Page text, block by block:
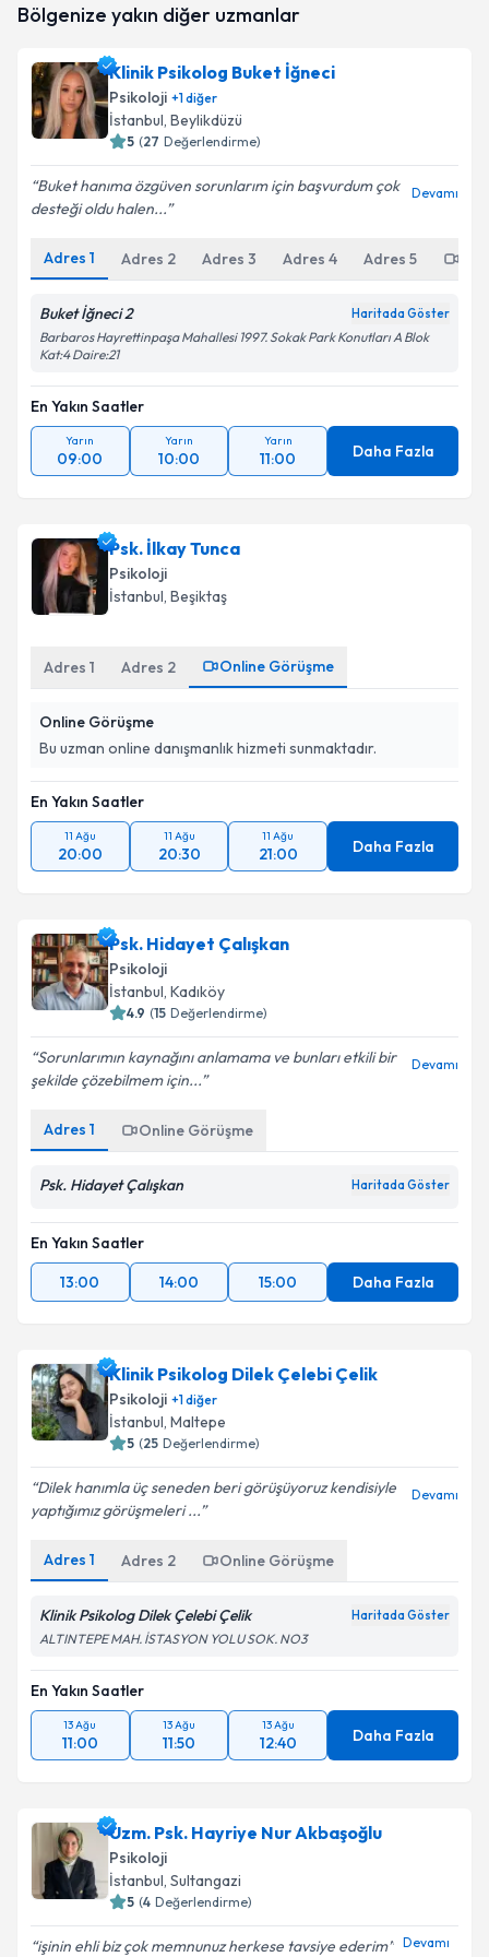
oluşturun. Size bu uzmandan randevu almanız için bir
E-posta Adresiniz
Kişisel verilerimin işlenmesine ilişkinAydınlatma
Metni'ni okudum ve kişisel verilerimin belirtilen
Takvim Talebini Gönder
Bölgenize yakın diğer uzmanlar
Klinik Psikolog Buket İğneci
Psikoloji +1diğer
İstanbul, Beylikdüzü
5 (27 Değerlendirme)
Buket hanıma özgüven sorunlarım için başvurdum çok
desteği oldu halen...
Devamı
Adres 1 Adres 2 Adres 3 Adres 4 Adres 5
Buket İğneci 2 Haritada Göster
Barbaros Hayrettinpaşa Mahallesi 1997. Sokak Park Konutları A Blok
Kat:4 Daire:21
En Yakın Saatler
Yarın
09:00
Yarın
10:00
Yarın
11:00 Daha Fazla
Psk. İlkay Tunca
Psikoloji
İstanbul, Beşiktaş
Adres 1 Adres 2 Online Görüşme
Online Görüşme
Bu uzman online danışmanlık hizmeti sunmaktadır.
En Yakın Saatler
11 Ağu
20:00
11 Ağu
20:30
11 Ağu
21:00 Daha Fazla
Psk. Hidayet Çalışkan
Psikoloji
İstanbul, Kadıköy
4.9 (15 Değerlendirme)
Sorunlarımın kaynağını anlamama ve bunları etkili bir
şekilde çözebilmem için...
Devamı
Adres 1 Online Görüşme
Psk. Hidayet Çalışkan Haritada Göster
En Yakın Saatler
13:00
14:00 15:00 Daha Fazla
Klinik Psikolog Dilek Çelebi Çelik
Psikoloji +1diğer
İstanbul, Maltepe
5 (25 Değerlendirme)
Dilek hanımla üç seneden beri görüşüyoruz kendisiyle
yaptığımız görüşmeleri ...
Devamı
Adres 1 Adres 2 Online Görüşme
Klinik Psikolog Dilek Çelebi Çelik Haritada Göster
ALTINTEPE MAH. İSTASYON YOLU SOK. NO3
En Yakın Saatler
13 Ağu
11:00
13 Ağu
11:50
13 Ağu
12:40 Daha Fazla
Uzm. Psk. Hayriye Nur Akbaşoğlu
Psikoloji
İstanbul, Sultangazi
5 (4 Değerlendirme)
işinin ehli biz çok memnunuz herkese tavsiye ederim Devamı